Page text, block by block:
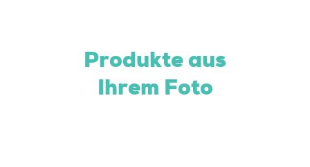
Produkte aus
Ihrem Foto